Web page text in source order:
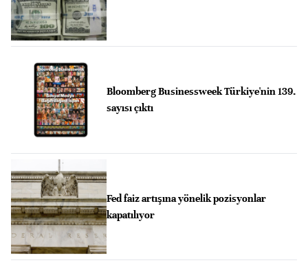
Bloomberg Businessweek Türkiye'nin 139.
sayısı çıktı
Fed faiz artışına yönelik pozisyonlar
kapatılıyor